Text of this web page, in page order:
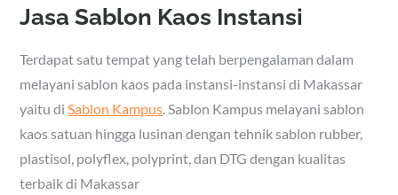
Jasa Sablon Kaos Instansi
Terdapat satu tempat yang telah berpengalaman dalam
melayani sablon kaos pada instansi-instansi di Makassar
yaitu di Sablon Kampus . Sablon Kampus melayani sablon
kaos satuan hingga lusinan dengan tehnik sablon rubber,
plastisol, polyflex, polyprint, dan DTG dengan kualitas
terbaik di Makassar